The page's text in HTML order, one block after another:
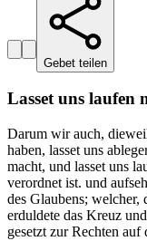
Gebet teilen
Lasset uns laufen
Darum wir auch,
haben, lasset uns
macht, und lasset uns
verordnet ist. und
des Glaubens; welcher,
erduldete das Kreuz
gesetzt zur Rechten auf